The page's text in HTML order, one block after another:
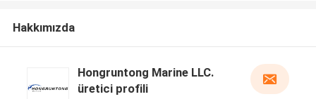
Hakkımızda
Hongruntong Marine LLC.
üretici profili